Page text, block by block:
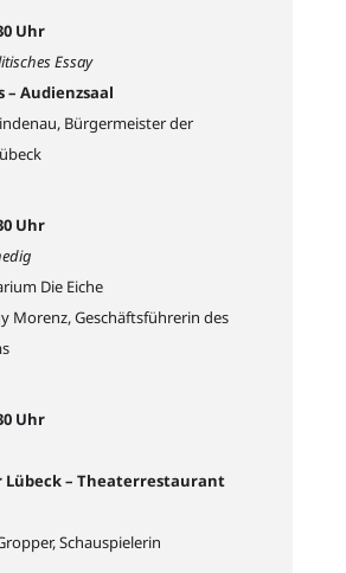
Uhr
Essay
– Audienzsaal
Bürgermeister der
Uhr
Die Eiche
Morenz, Geschäftsführerin des
Uhr
Lübeck – Theaterrestaurant
Schauspielerin